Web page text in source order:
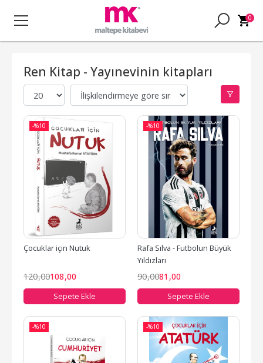
0
Ren Kitap - Yayınevinin kitapları
-%10
Çocuklar için Nutuk
120,00108,00
Sepete Ekle
-%10
Rafa Sılva - Futbolun Büyük
Yıldızları
90,0081 ,00
Sepete Ekle
-%10 -%10